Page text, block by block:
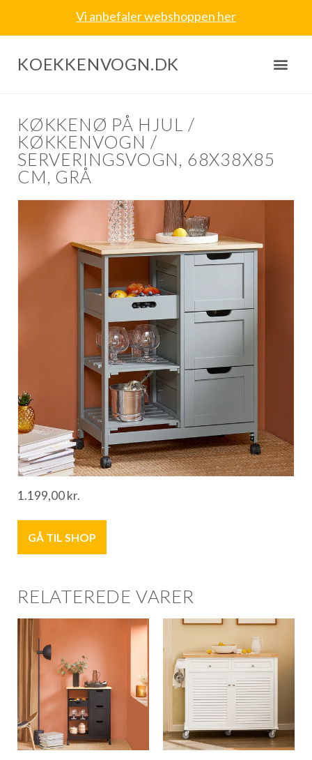
Vi anbefaler webshoppen her
KOEKKENVOGN.DK
KØKKENØ PÅ HJUL /
KØKKENVOGN /
SERVERINGSVOGN, 68X38X85
CM, GRÅ
1.199,00kr.
GÅ TIL SHOP
RELATEREDE VARER